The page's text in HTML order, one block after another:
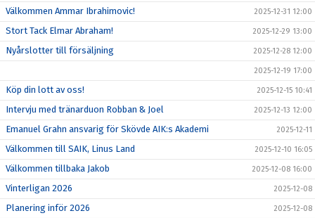
Välkommen Ammar Ibrahimovic! 2025-12-31 12:00
Stort Tack Elmar Abraham! 2025-12-29 13:00
Nyårslotter till försäljning 2025-12-28 12:00
2025-12-19 17:00
Köp din lott av oss! 2025-12-15 10:41
Intervju med tränarduon Robban & Joel 2025-12-13 12:00
Emanuel Grahn ansvarig för Skövde AIK:s Akademi 2025-12-11
Välkommen till SAIK, Linus Land 2025-12-10 16:05
Välkommen tillbaka Jakob 2025-12-08 16:00
Vinterligan 2026 2025-12-08
Planering inför 2026 2025-12-08